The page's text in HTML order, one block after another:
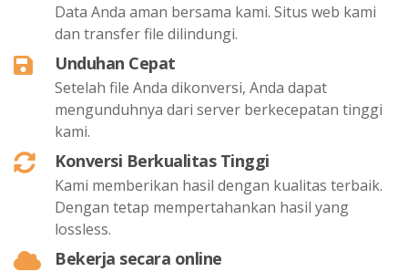
Data Anda aman bersama kami. Situs web kami
dan transfer file dilindungi.
Unduhan Cepat
Setelah file Anda dikonversi, Anda dapat
mengunduhnya dari server berkecepatan tinggi
kami.
Konversi Berkualitas Tinggi
Kami memberikan hasil dengan kualitas terbaik.
Dengan tetap mempertahankan hasil yang
lossless.
Bekerja secara online